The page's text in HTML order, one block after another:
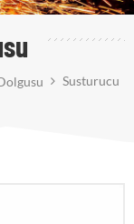
Susturucu